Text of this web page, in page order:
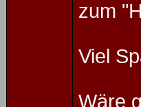
zum
Viel
Wäre